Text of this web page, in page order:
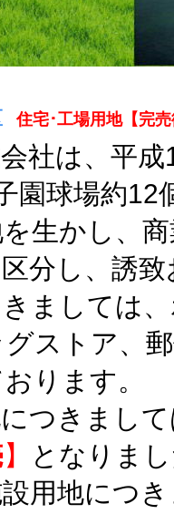
住宅･工場用地【完
社は、平成
園球場約
生かし、
分し、誘
ましては
ストア、
ります。
つきまし
】
となりま
用地につ